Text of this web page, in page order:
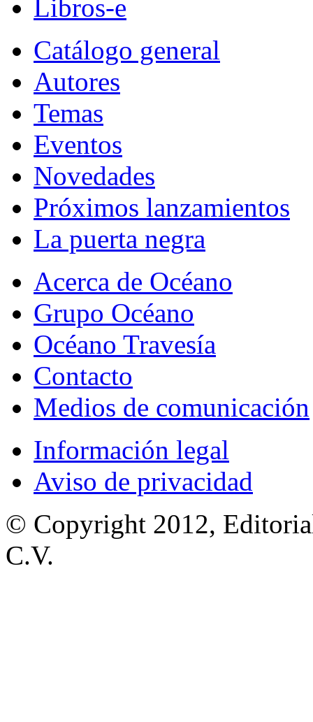
Libros-e
Catálogo general
Autores
Temas
Eventos
Novedades
Próximos lanzamientos
La puerta negra
Acerca de Océano
Grupo Océano
Océano Travesía
Contacto
Medios de comunicación
Información legal
Aviso de privacidad
© Copyright 2012,
C.V.